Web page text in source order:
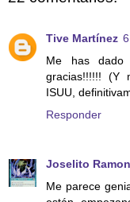
Tive Martínez
Me has dado
gracias!!!!!! (Y
ISUU,
Responder
Joselito
Me parece